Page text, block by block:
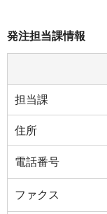
発注担当課情報
担当課
住所
電話番号
ファクス